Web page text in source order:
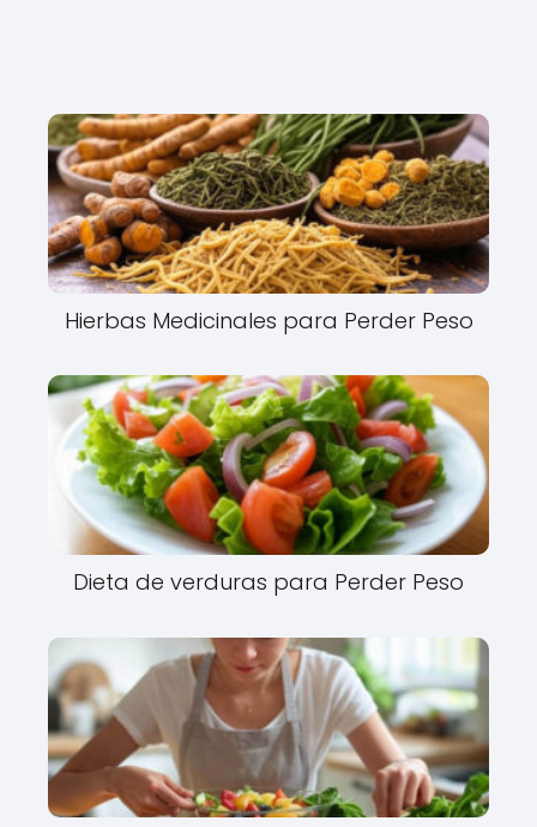
Hierbas Medicinales para Perder Peso
Dieta de verduras para Perder Peso